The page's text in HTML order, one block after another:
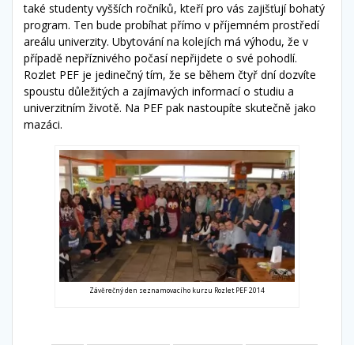
také studenty vyšších ročníků, kteří pro vás zajišťují bohatý
program. Ten bude probíhat přímo v příjemném prostředí
areálu univerzity. Ubytování na kolejích má výhodu, že v
případě nepříznivého počasí nepřijdete o své pohodlí.
Rozlet PEF je jedinečný tím, že se během čtyř dní dozvíte
spoustu důležitých a zajímavých informací o studiu a
univerzitním životě. Na PEF pak nastoupíte skutečně jako
mazáci.
Závěrečný den seznamovacího kurzu Rozlet PEF 2014